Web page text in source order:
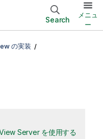
Search
メニュ
ー
の実装
Server を使用する